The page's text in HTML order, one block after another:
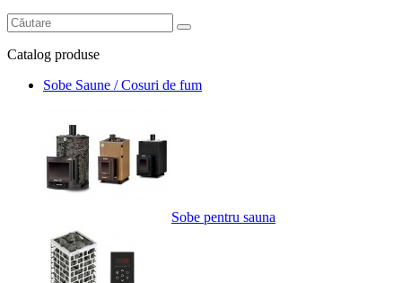
Catalog produse
Sobe Saune / Cosuri de fum
Sobe pentru sauna